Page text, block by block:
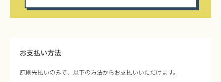
お支払い方法
原則先払いのみで、以下の方法からお支払いいただけます。